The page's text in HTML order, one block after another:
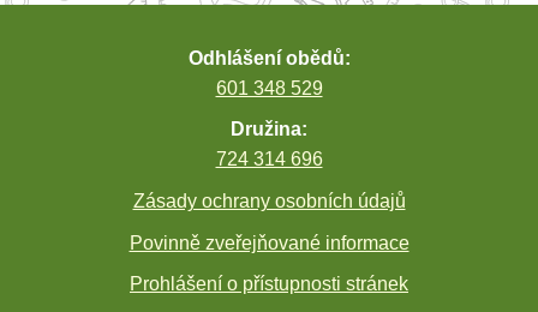
Odhlášení obědů:
601 348 529
Družina:
724 314 696
Zásady ochrany osobních údajů
Povinně zveřejňované informace
Prohlášení o přístupnosti stránek